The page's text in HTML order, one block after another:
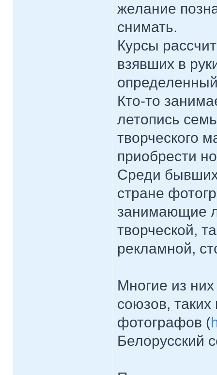
желание
снимать.
Курсы
взявших в
Кто-то
летопись
творческого
приобрести
Среди бывших
стране
занимающие
творческой,
рекламной,
Многие из
союзов,
фотографов (
Белорусский